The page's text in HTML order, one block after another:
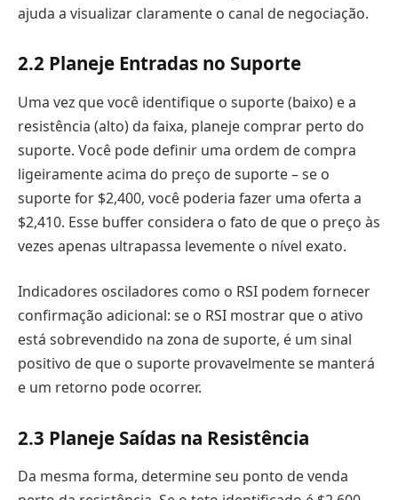
ajuda a visualizar claramente o canal de negociação.
2.2 Planeje Entradas no Suporte
Uma vez que você identifique o suporte (baixo) e a
resistência (alto) da faixa, planeje comprar perto do
suporte. Você pode definir uma ordem de compra
ligeiramente acima do preço de suporte – se o
suporte for $2,400, você poderia fazer uma oferta a
$2,410. Esse buffer considera o fato de que o preço às
vezes apenas ultrapassa levemente o nível exato.
Indicadores osciladores como o RSI podem fornecer
confirmação adicional: se o RSI mostrar que o ativo
está sobrevendido na zona de suporte, é um sinal
positivo de que o suporte provavelmente se manterá
e um retorno pode ocorrer.
2.3 Planeje Saídas na Resistência
Da mesma forma, determine seu ponto de venda